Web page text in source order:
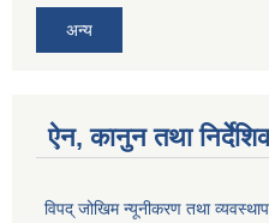
अन्य
ऐन, कानुन तथा
विपद् जोखिम न्यूनीकरण तथा